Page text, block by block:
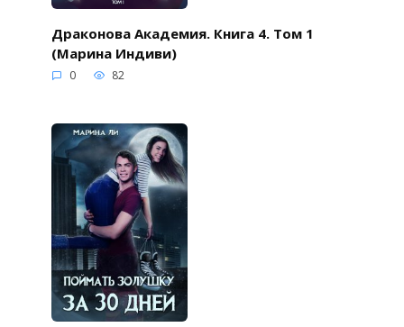
Драконова Академия. Книга 4. Том 1
(Марина Индиви)
0 82